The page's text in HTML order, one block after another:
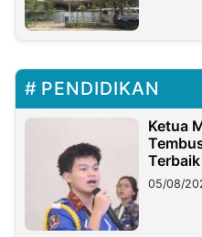
PENDIDIKAN
Ketua
05/08/